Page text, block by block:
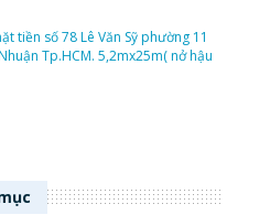
tiền số 78 Lê Văn Sỹ phường 11
Tp.HCM. 5,2mx25m( nở hậu